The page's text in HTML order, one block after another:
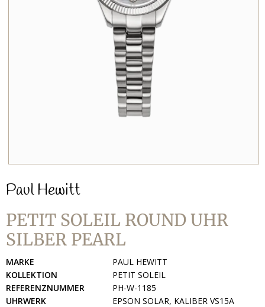
Paul Hewitt
PETIT SOLEIL ROUND UHR
SILBER PEARL
MARKE
PAUL HEWITT
KOLLEKTION
PETIT SOLEIL
REFERENZNUMMER
PH-W-1185
UHRWERK
EPSON SOLAR, KALIBER VS15A